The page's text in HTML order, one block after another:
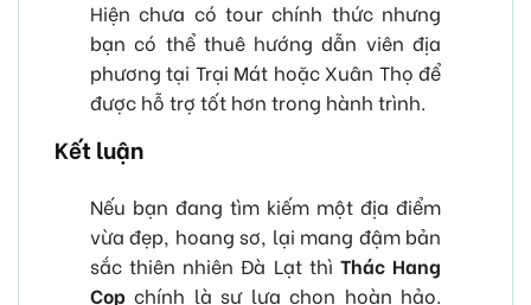
Hiện chưa có tour chính thức nhưng
bạn có thể thuê hướng dẫn viên địa
phương tại Trại Mát hoặc Xuân Thọ để
được hỗ trợ tốt hơn trong hành trình.
Kết luận
Nếu bạn đang tìm kiếm một địa điểm
vừa đẹp, hoang sơ, lại mang đậm bản
sắc thiên nhiên Đà Lạt thì Thác Hang
Cọp chính là sự lựa chọn hoàn hảo.